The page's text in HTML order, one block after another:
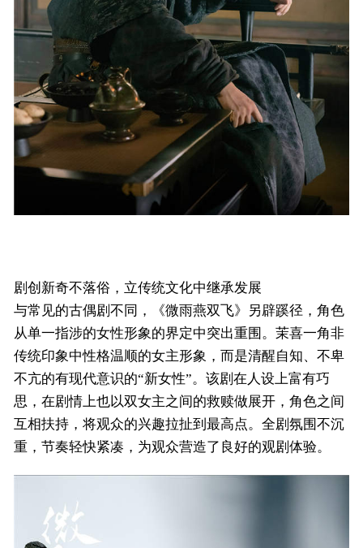
剧创新奇不落俗，立传统文化中继承发展
与常见的古偶剧不同，《微雨燕双飞》另辟蹊径，角色
从单一指涉的女性形象的界定中突出重围。茉喜一角非
传统印象中性格温顺的女主形象，而是清醒自知、不卑
不亢的有现代意识的“新女性”。该剧在人设上富有巧
思，在剧情上也以双女主之间的救赎做展开，角色之间
互相扶持，将观众的兴趣拉扯到最高点。全剧氛围不沉
重，节奏轻快紧凑，为观众营造了良好的观剧体验。